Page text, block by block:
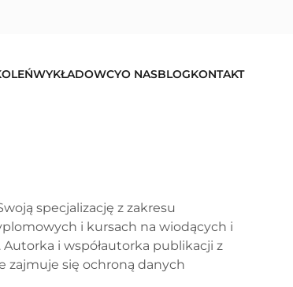
WYKŁADOWCYO NASBLOGKONTAKT
specjalizację z zakresu
i kursach na wiodących i
i współautorka publikacji z
zajmuje się ochroną danych